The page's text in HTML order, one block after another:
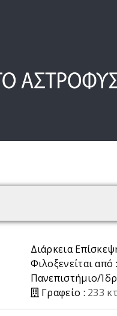
Διάρκεια
Φιλοξενείται από :
Πανεπιστήμιο/
Γραφείο : 233